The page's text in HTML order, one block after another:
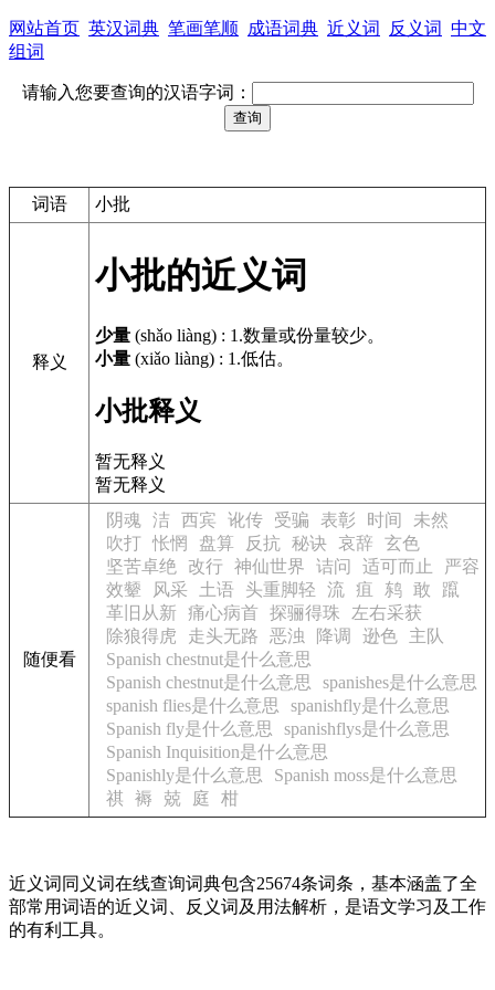
网站首页 英汉词典 笔画笔顺 成语词典 近义词 反义词 中文
组词
请输入您要查询的汉语字词：
词语 小批
释义
小批的近义词
少量 (shǎo liàng) : 1.数量或份量较少。
小量 (xiǎo liàng) : 1.低估。
小批释义
暂无释义
暂无释义
随便看
阴魂 洁 西宾 讹传 受骗 表彰 时间
未然
吹打 怅惘 盘算 反抗 秘诀 哀辞
玄色
坚苦卓绝
改行 神仙世界 诘问 适可而止
严容
效颦
风采 土语 头重脚轻 流 疽 鸫 敢
躥
革旧从新
痛心病首 探骊得珠
左右采获
除狼得虎
走头无路 恶浊 降调 逊色
主队
Spanish chestnut是什么意思
Spanish chestnut是什么意思
spanishes是什么意思
spanish flies是什么意思
spanishfly是什么意思
Spanish fly是什么意思
spanishflys是什么意思
Spanish Inquisition是什么意思
Spanishly是什么意思
Spanish moss是什么意思
祺
褥 兢 庭 柑
近义词同义词在线查询词典包含25674条词条，基本涵盖了全
部常用词语的近义词、反义词及用法解析，是语文学习及工作
的有利工具。